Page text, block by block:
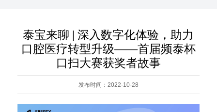
泰宝来聊 | 深入数字化体验，助力
口腔医疗转型升级——首届频泰杯
口扫大赛获奖者故事
发布时间：2022-10-28